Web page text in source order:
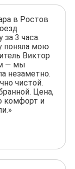
в Ростов
за 3 часа.
поняла мою
Виктор
— мы
незаметно.
чистой.
Цена,
комфорт и